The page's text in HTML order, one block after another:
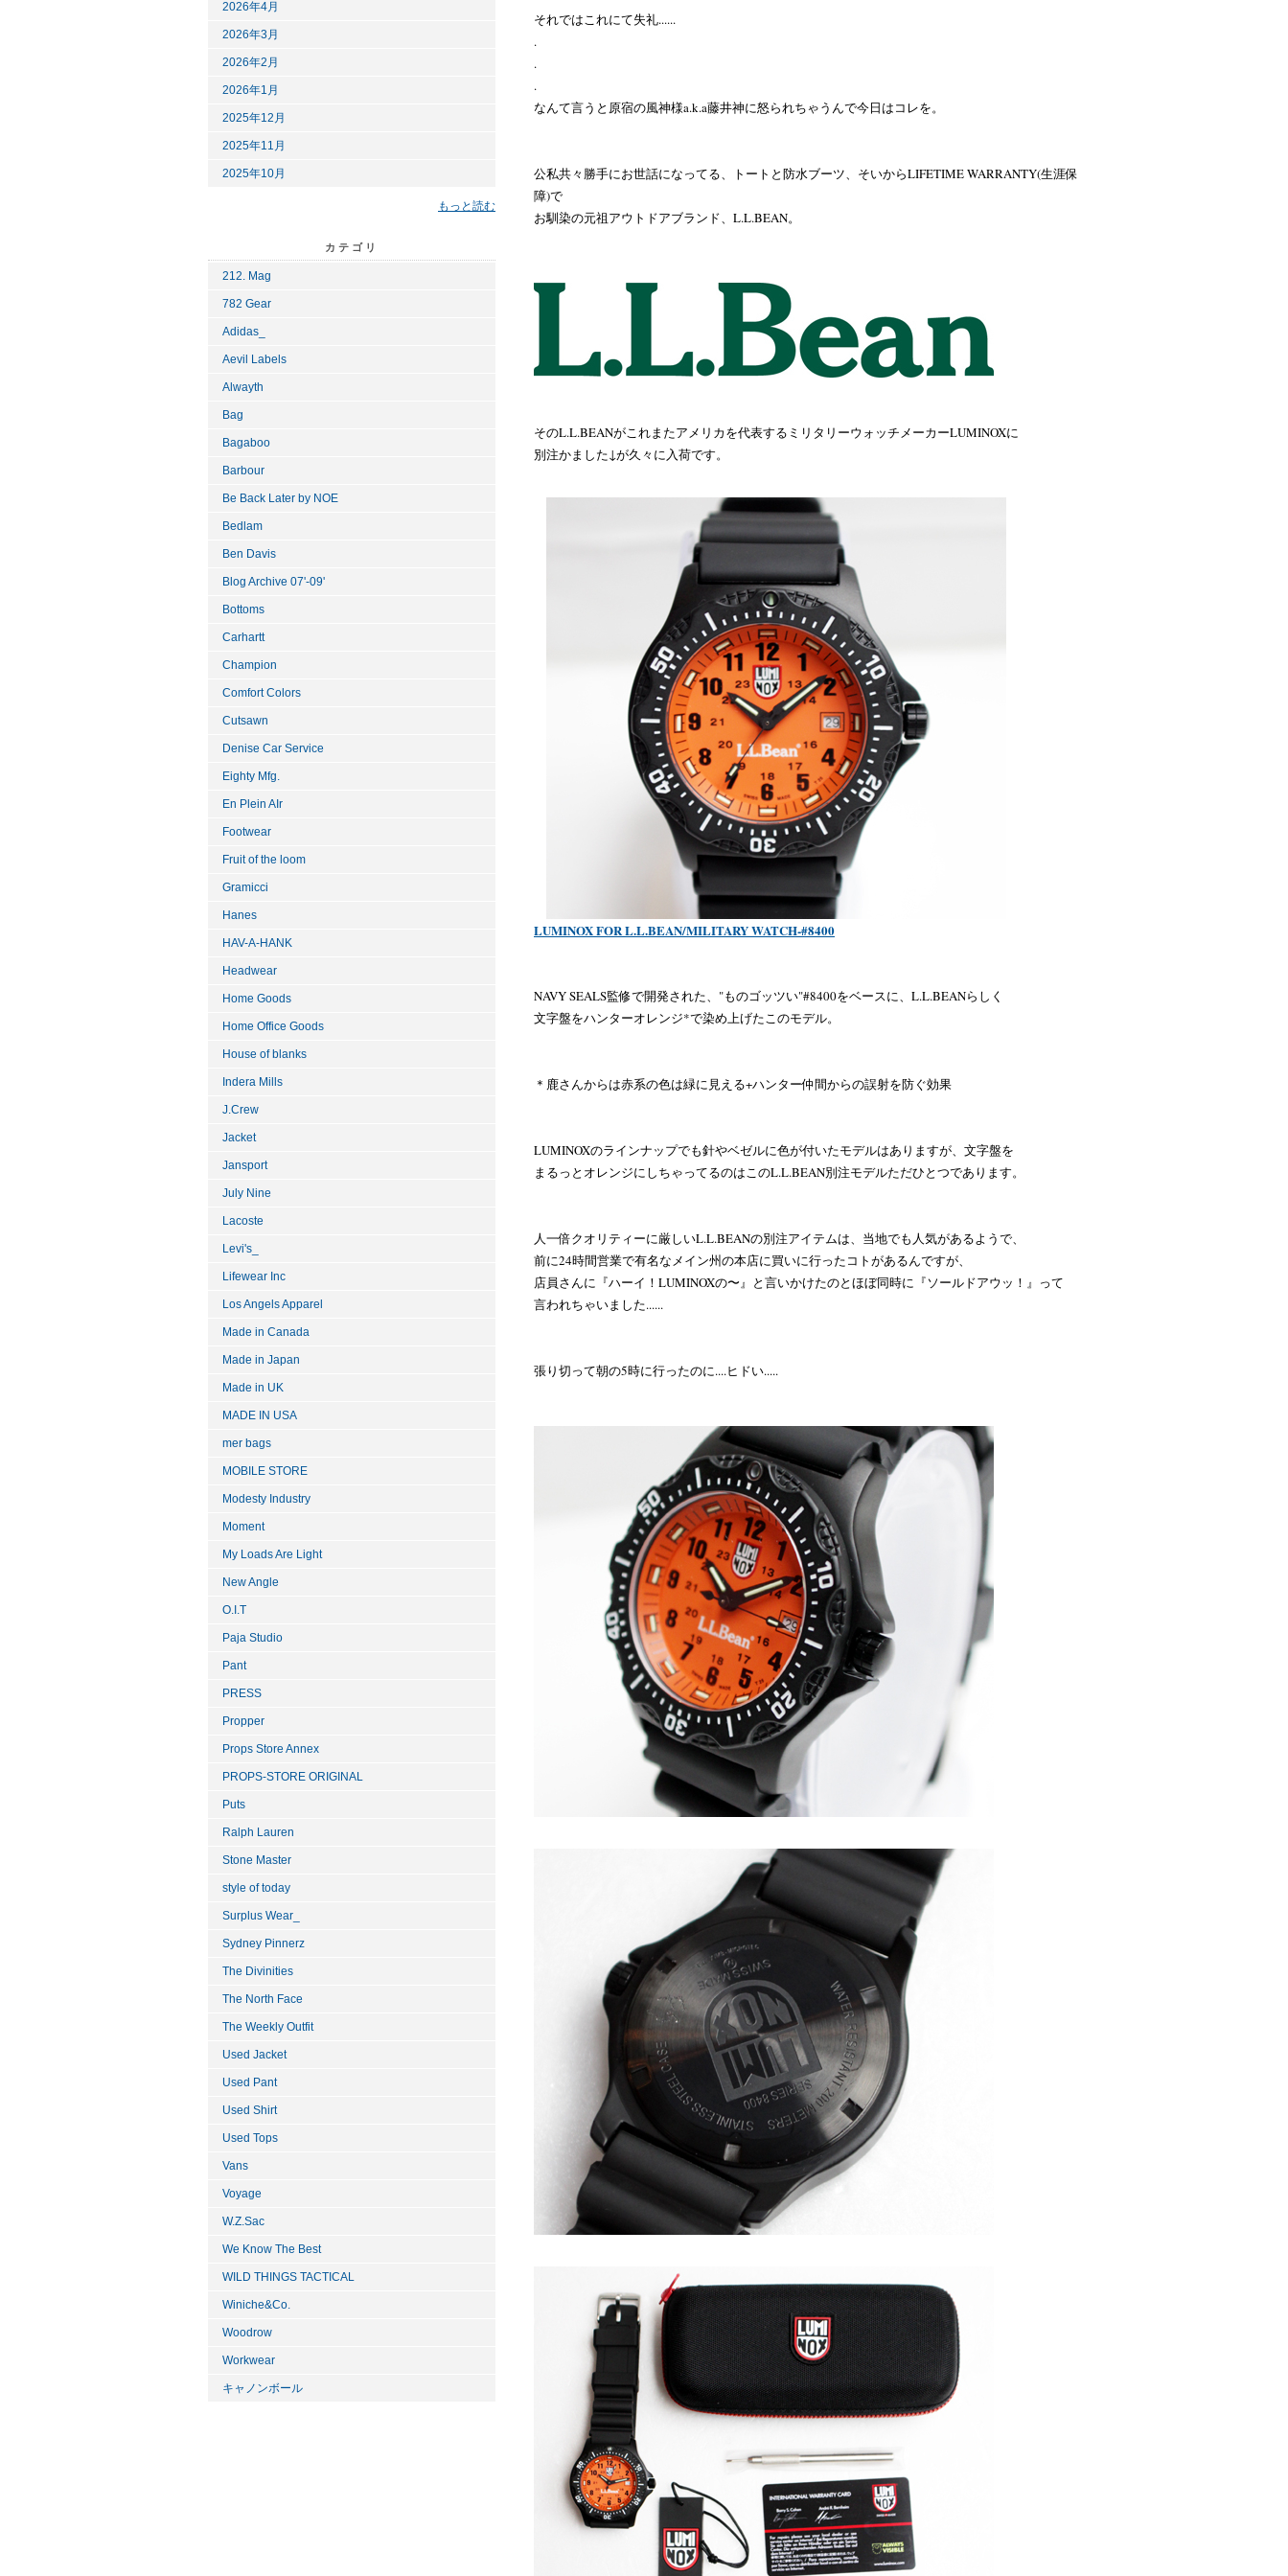
2026年4月
2026年3月
2026年2月
2026年1月
2025年12月
2025年11月
2025年10月
もっと読む
カテゴリ
212. Mag
782 Gear
Adidas_
Aevil Labels
Alwayth
Bag
Bagaboo
Barbour
Be Back Later by NOE
Bedlam
Ben Davis
Blog Archive 07'-09'
Bottoms
Carhartt
Champion
Comfort Colors
Cutsawn
Denise Car Service
Eighty Mfg.
En Plein AIr
Footwear
Fruit of the loom
Gramicci
Hanes
HAV-A-HANK
Headwear
Home Goods
Home Office Goods
House of blanks
Indera Mills
J.Crew
Jacket
Jansport
July Nine
Lacoste
Levi's_
Lifewear Inc
Los Angels Apparel
Made in Canada
Made in Japan
Made in UK
MADE IN USA
mer bags
MOBILE STORE
Modesty Industry
Moment
My Loads Are Light
New Angle
O.I.T
Paja Studio
Pant
PRESS
Propper
Props Store Annex
PROPS-STORE ORIGINAL
Puts
Ralph Lauren
Stone Master
style of today
Surplus Wear_
Sydney Pinnerz
The Divinities
The North Face
The Weekly Outfit
Used Jacket
Used Pant
Used Shirt
Used Tops
Vans
Voyage
W.Z.Sac
We Know The Best
WILD THINGS TACTICAL
Winiche&Co.
Woodrow
Workwear
キャノンボール
それではこれにて失礼......
.
.
.
なんて言うと原宿の風神様a.k.a藤井神に怒られちゃうんで今日はコレを。
公私共々勝手にお世話になってる、トートと防水ブーツ、そいからLIFETIME WARRANTY(生涯保
障)で
お馴染の元祖アウトドアブランド、L.L.BEAN。
そのL.L.BEANがこれまたアメリカを代表するミリタリーウォッチメーカーLUMINOXに
別注かました↓が久々に入荷です。
LUMINOX FOR L.L.BEAN/MILITARY WATCH-#8400
NAVY SEALS監修で開発された、"ものゴッツい"#8400をベースに、L.L.BEANらしく
文字盤をハンターオレンジ*で染め上げたこのモデル。
＊鹿さんからは赤系の色は緑に見える+ハンター仲間からの誤射を防ぐ効果
LUMINOXのラインナップでも針やベゼルに色が付いたモデルはありますが、文字盤を
まるっとオレンジにしちゃってるのはこのL.L.BEAN別注モデルただひとつであります。
人一倍クオリティーに厳しいL.L.BEANの別注アイテムは、当地でも人気があるようで、
前に24時間営業で有名なメイン州の本店に買いに行ったコトがあるんですが、
店員さんに『ハーイ！LUMINOXの〜』と言いかけたのとほぼ同時に『ソールドアウッ！』って
言われちゃいました......
張り切って朝の5時に行ったのに....ヒドい.....